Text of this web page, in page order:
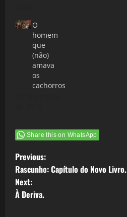
O
homem
que
(não)
amava
os
cachorros
Share this on WhatsApp
P
o
s
Previous:
Rascunho: Capítulo do Novo Livro.
Next:
À Deriva.